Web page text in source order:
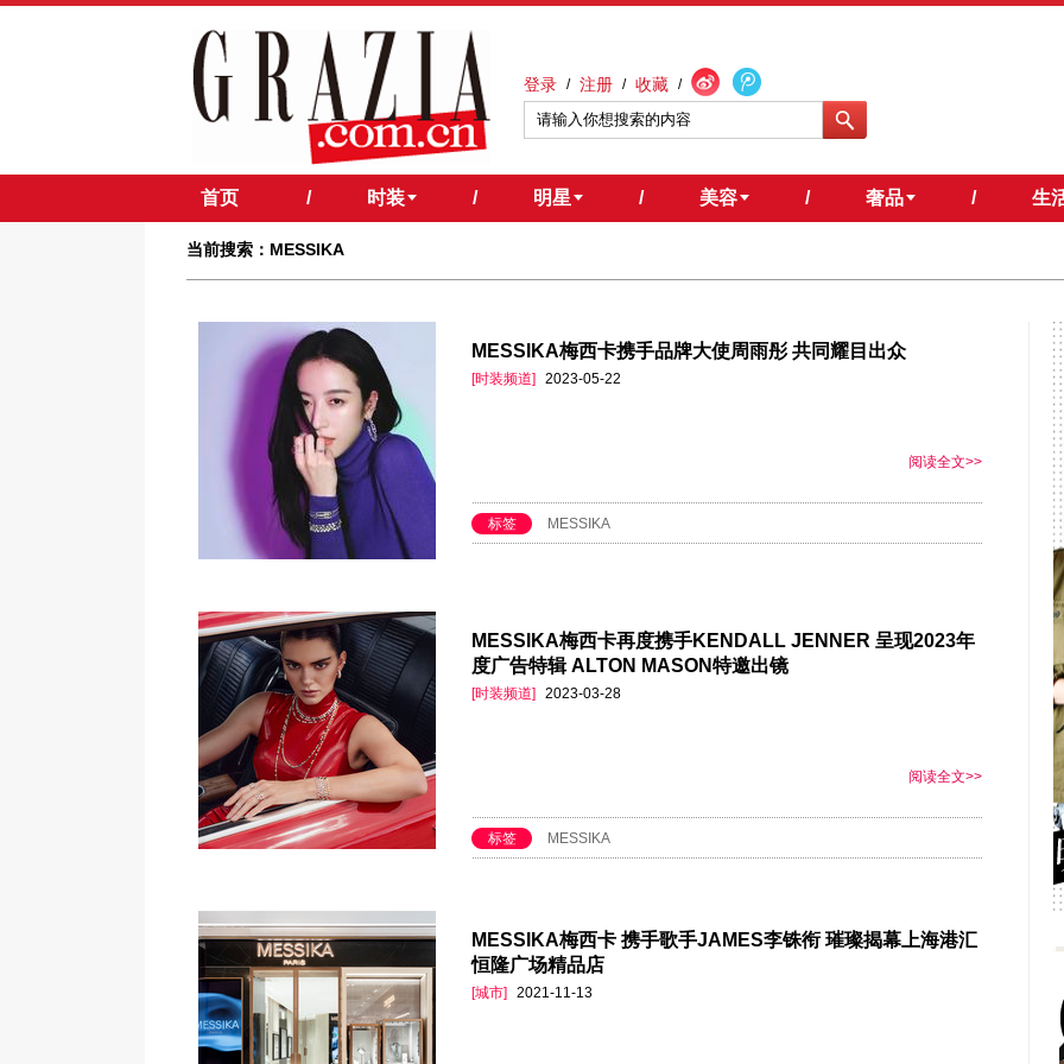
登录 / 注册 / 收藏 /
首页 / 时装 / 明星 / 美容 / 奢品 / 生
当前搜索：MESSIKA
MESSIKA梅西卡携手品牌大使周雨彤 共同耀目出众
[时装频道] 2023-05-22
阅读全文>>
标签 MESSIKA
MESSIKA梅西卡再度携手KENDALL JENNER 呈现2023年
度广告特辑 ALTON MASON特邀出镜
[时装频道] 2023-03-28
阅读全文>>
标签 MESSIKA
MESSIKA梅西卡 携手歌手JAMES李铢衔 璀璨揭幕上海港汇
恒隆广场精品店
[城市] 2021-11-13